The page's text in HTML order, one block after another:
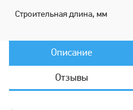
Строительная длина, мм
Описание
Отзывы